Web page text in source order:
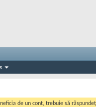
de un cont, trebuie să